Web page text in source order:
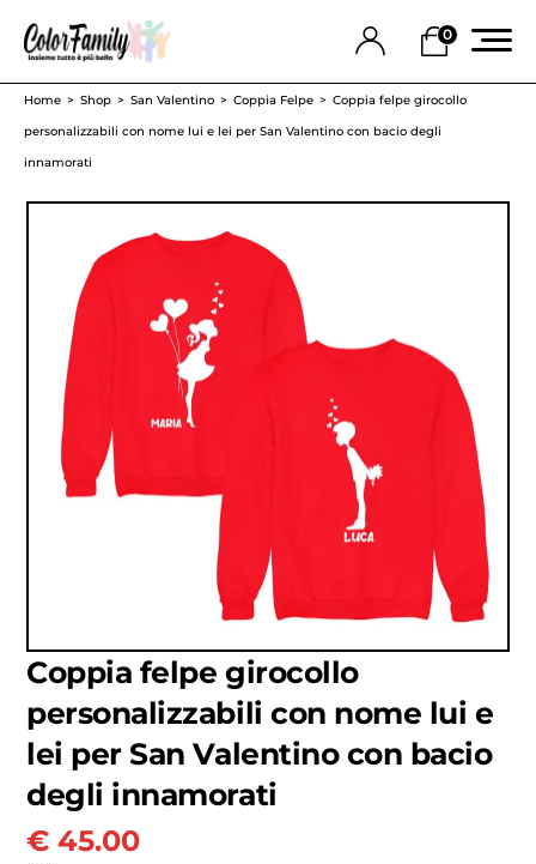
0
Home Shop San Valentino Coppia Felpe
Coppia felpe girocollo
personalizzabili con nome lui e lei per San Valentino con bacio degli
innamorati
Coppia felpe girocollo
personalizzabili con nome lui e
lei per San Valentino con bacio
degli innamorati
€ 45.00